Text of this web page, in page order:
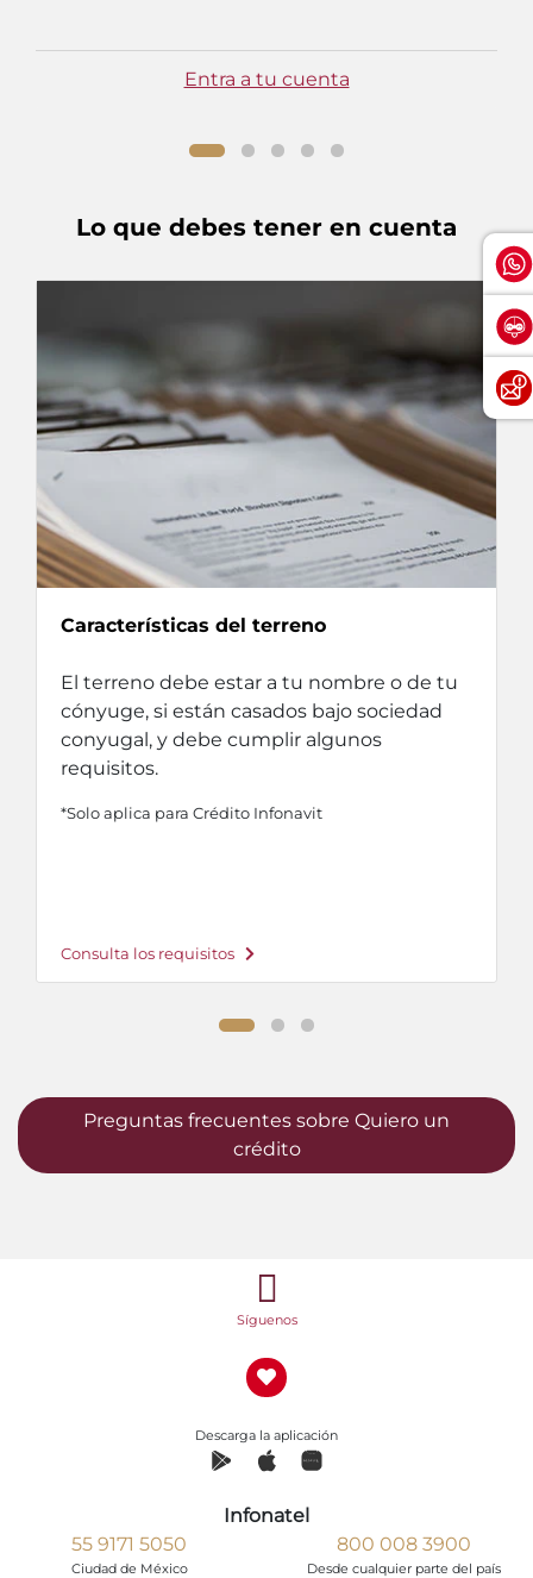
Entra a tu cuenta
Lo que debes tener en cuenta
Características del terreno
El terreno debe estar a tu nombre o de tu
cónyuge, si están casados bajo sociedad
conyugal, y debe cumplir algunos
requisitos.
*Solo aplica para Crédito Infonavit
Consulta los requisitos
Preguntas frecuentes sobre Quiero un
crédito
Síguenos
Descarga la aplicación
Infonatel
55 9171 5050
Ciudad de México
800 008 3900
Desde cualquier parte del país